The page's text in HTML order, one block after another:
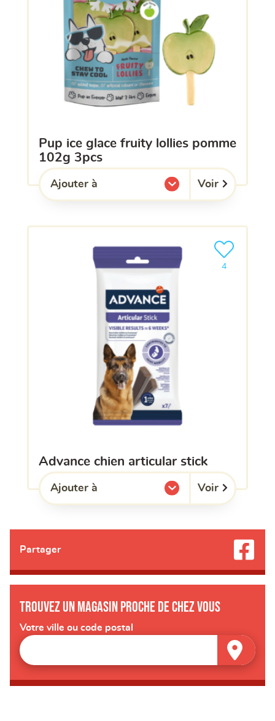
pup ice glace fruity lollies pomme
102g 3pcs
Ajouter à
l'une de mes listes. Voir
advance chien articular stick
4
Ajouter le
Ajouter à
l'une de mes listes. Voir
Partager
Trouvez un magasin proche de chez vous
Votre ville ou code postal